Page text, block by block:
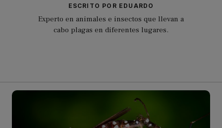
ESCRITO POR EDUARDO
Experto en animales e insectos que llevan a
cabo plagas en diferentes lugares.